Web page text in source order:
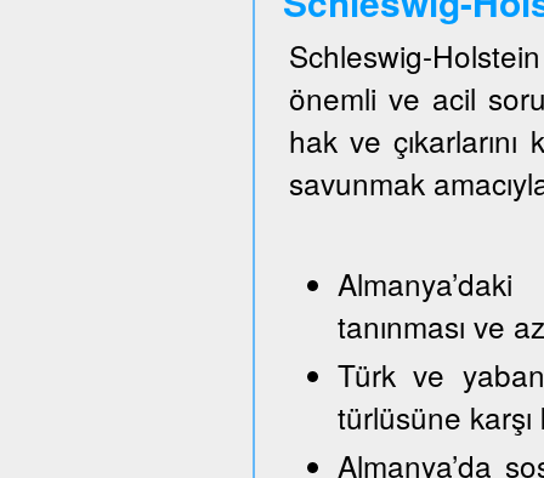
Schleswig-
önemli ve acil
hak ve
savunmak
tanınması ve
Türk ve
türlüsüne
Almanya’da